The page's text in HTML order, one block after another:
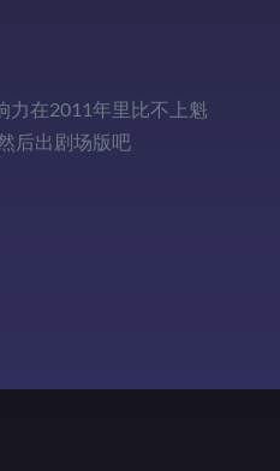
力在2011年里比不上魁
后出剧场版吧